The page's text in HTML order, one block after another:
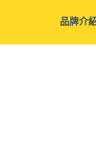
品牌介